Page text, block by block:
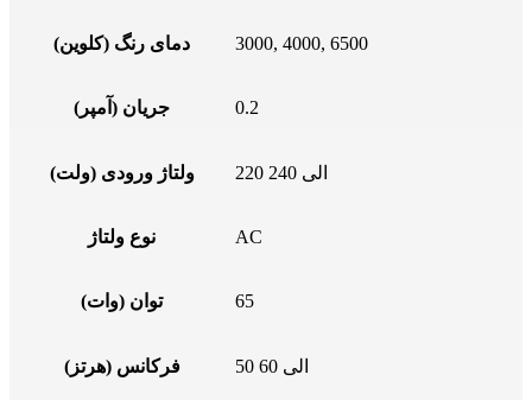
دمای رنگ (کلوین) 3000, 4000, 6500
جریان (آمپر) 0.2
ولتاژ ورودی (ولت) 220 الی 240
نوع ولتاژ AC
توان (وات) 65
فرکانس (هرتز) 50 الی 60